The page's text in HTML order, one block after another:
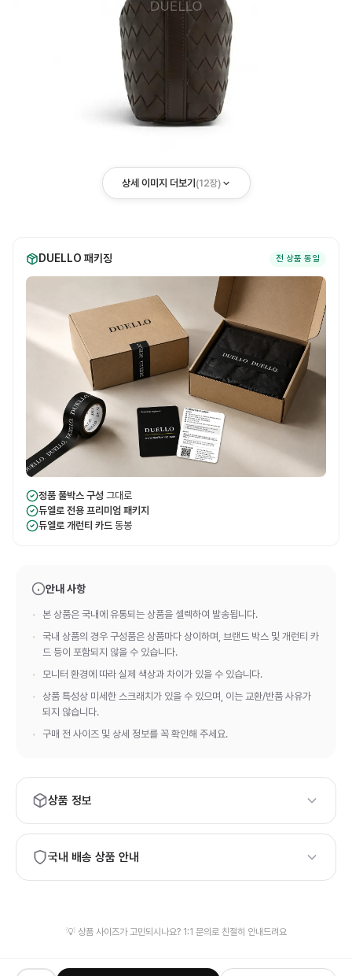
상세 이미지 더보기 (12장)
DUELLO 패키징 전 상품 동일
정품 풀박스 구성 그대로
듀엘로 전용 프리미엄 패키지
듀엘로 개런티 카드 동봉
안내 사항
본 상품은 국내에 유통되는 상품을 셀렉하여 발송됩니다.
국내 상품의 경우 구성품은 상품마다 상이하며, 브랜드 박스 및 개런티 카
드 등이 포함되지 않을 수 있습니다.
모니터 환경에 따라 실제 색상과 차이가 있을 수 있습니다.
상품 특성상 미세한 스크래치가 있을 수 있으며, 이는 교환/반품 사유가
되지 않습니다.
구매 전 사이즈 및 상세 정보를 꼭 확인해 주세요.
상품 정보
브랜드:Bottega Veneta
국내 배송 상품 안내
발송 물류창고가 상이하여 신속한 배송을 위해 검수 사진이 제공
💡 상품 사이즈가 고민되시나요? 1:1 문의로 친절히 안내드려요